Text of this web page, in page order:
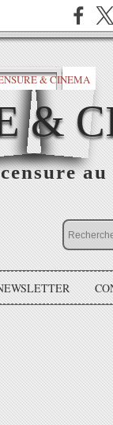
&
au